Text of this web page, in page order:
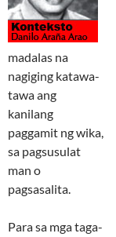
madalas na
nagiging katawa-
tawa ang
kanilang
paggamit ng wika,
sa pagsusulat
man o
pagsasalita.
Para sa mga taga-